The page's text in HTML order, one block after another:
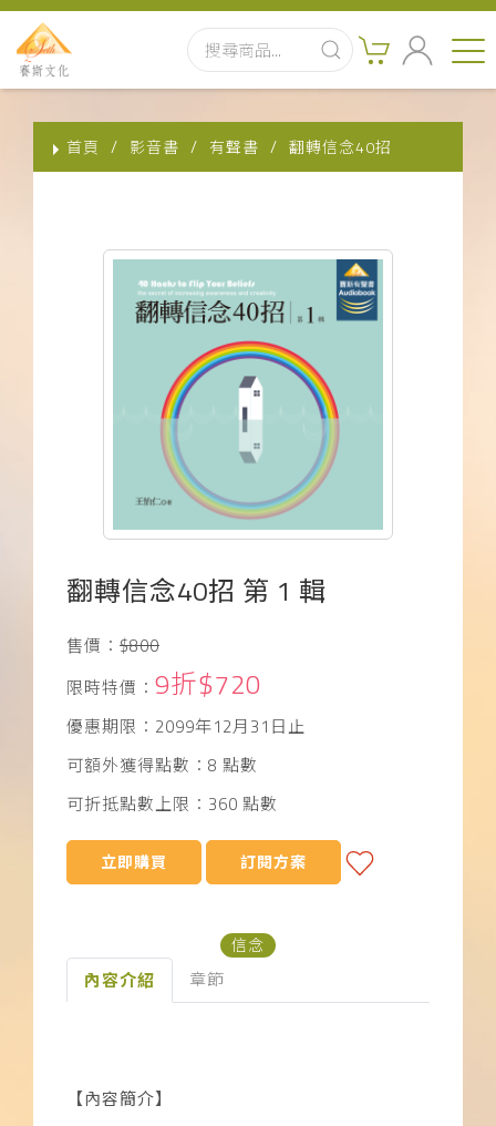
首頁
最新消息
訂閱制有聲書
影音書
關於我們
聯絡客服
下載APP
首頁 影音書 有聲書 翻轉信念40招
翻轉信念40招 第 1 輯
售價： $800
限時特價： 9折$720
優惠期限：2099年12月31日止
可額外獲得點數：8 點數
可折抵點數上限：360 點數
立即購買 訂閱方案
信念
內容介紹 章節
【內容簡介】